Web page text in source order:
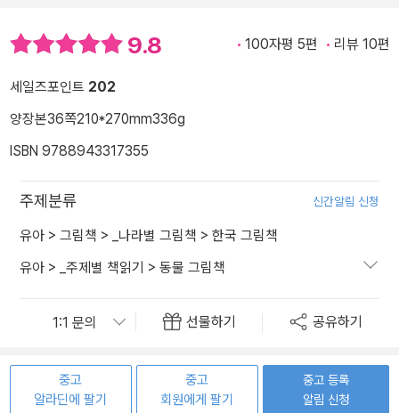
9.8 100자평 5편 리뷰 10편
세일즈포인트 202
양장본36쪽210*270mm336g
ISBN 9788943317355
주제분류 신간알림 신청
유아 > 그림책 > _나라별 그림책 > 한국 그림책
유아 > _주제별 책읽기 > 동물 그림책
선물하기 공유하기
중고
알라딘에 팔기
중고
회원에게 팔기
중고 등록
알림 신청